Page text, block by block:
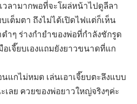
วลามากพอที่จะโผล่หน้าไปดูลีลา
เต็มตา ถึงไม่ได้เปิดไฟแต่ก็เห็น
ดำๆ ร่างกำยำของพ่อที่กำลังชักรูด
เจี๊ยบเองแถมยังยาวขนาดที่แก
แกไม่หมด เล่นเอาเจี๊ยบตะลึงแบบ
ลย ควยของพ่อยาวใหญ่จริงๆค่ะ